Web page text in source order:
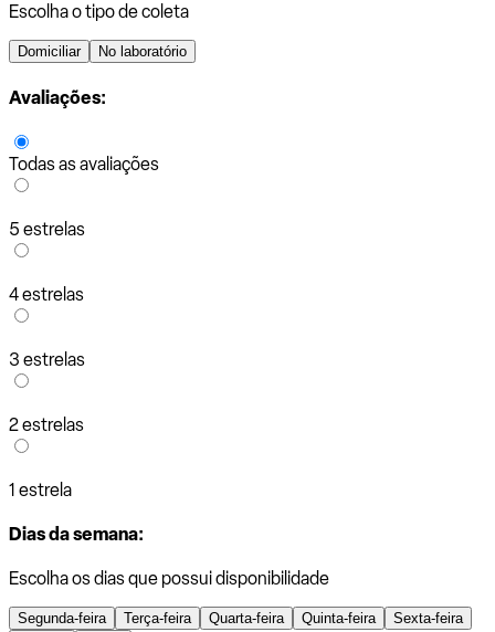
Escolha o tipo de coleta
Domiciliar No laboratório
Avaliações:
Todas as avaliações
5 estrelas
4 estrelas
3 estrelas
2 estrelas
1 estrela
Dias da semana:
Escolha os dias que possui disponibilidade
Segunda-feira Terça-feira Quarta-feira Quinta-feira
Sexta-feira